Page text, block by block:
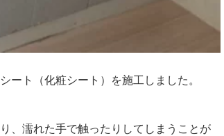
ート（化粧シート）を施工しました。
、濡れた手で触ったりしてしまうことが